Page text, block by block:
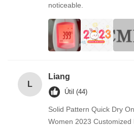
noticeable.
L
Liang
Útil (44)
Solid Pattern Quick Dry
Women 2023 Customized